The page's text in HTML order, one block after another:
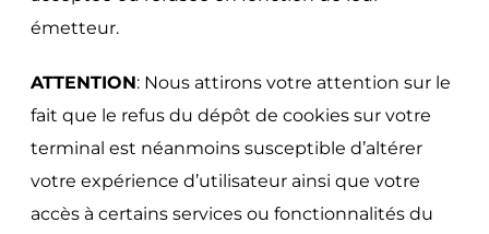
émetteur.
ATTENTION: Nous attirons votre attention sur le
fait que le refus du dépôt de cookies sur votre
terminal est néanmoins susceptible d’altérer
votre expérience d’utilisateur ainsi que votre
accès à certains services ou fonctionnalités du